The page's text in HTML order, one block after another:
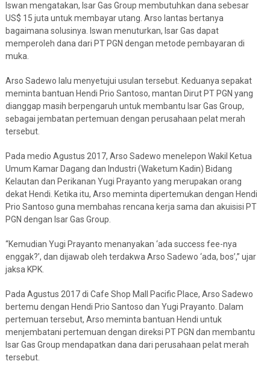
Iswan mengatakan, Isar Gas Group membutuhkan dana sebesar
US$ 15 juta untuk membayar utang. Arso lantas bertanya
bagaimana solusinya. Iswan menuturkan, Isar Gas dapat
memperoleh dana dari PT PGN dengan metode pembayaran di
muka.
Arso Sadewo lalu menyetujui usulan tersebut. Keduanya sepakat
meminta bantuan Hendi Prio Santoso, mantan Dirut PT PGN yang
dianggap masih berpengaruh untuk membantu Isar Gas Group,
sebagai jembatan pertemuan dengan perusahaan pelat merah
tersebut.
Pada medio Agustus 2017, Arso Sadewo menelepon Wakil Ketua
Umum Kamar Dagang dan Industri (Waketum Kadin) Bidang
Kelautan dan Perikanan Yugi Prayanto yang merupakan orang
dekat Hendi. Ketika itu, Arso meminta dipertemukan dengan Hendi
Prio Santoso guna membahas rencana kerja sama dan akuisisi PT
PGN dengan Isar Gas Group.
“Kemudian Yugi Prayanto menanyakan ‘ada success fee-nya
enggak?’, dan dijawab oleh terdakwa Arso Sadewo ‘ada, bos’,” ujar
jaksa KPK.
Pada Agustus 2017 di Cafe Shop Mall Pacific Place, Arso Sadewo
bertemu dengan Hendi Prio Santoso dan Yugi Prayanto. Dalam
pertemuan tersebut, Arso meminta bantuan Hendi untuk
menjembatani pertemuan dengan direksi PT PGN dan membantu
Isar Gas Group mendapatkan dana dari perusahaan pelat merah
tersebut.